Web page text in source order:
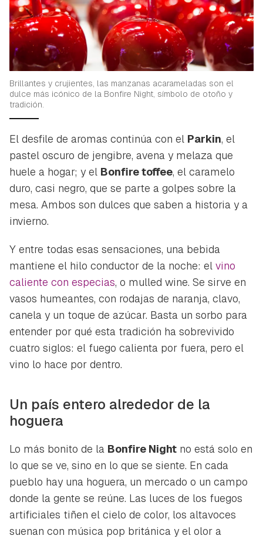
Brillantes y crujientes, las manzanas acarameladas son el
dulce más icónico de la Bonfire Night, símbolo de otoño y
tradición.
El desfile de aromas continúa con el Parkin, el
pastel oscuro de jengibre, avena y melaza que
huele a hogar; y el Bonfire toffee, el caramelo
duro, casi negro, que se parte a golpes sobre la
mesa. Ambos son dulces que saben a historia y a
invierno.
Y entre todas esas sensaciones, una bebida
mantiene el hilo conductor de la noche: el vino
caliente con especias, o mulled wine. Se sirve en
vasos humeantes, con rodajas de naranja, clavo,
canela y un toque de azúcar. Basta un sorbo para
entender por qué esta tradición ha sobrevivido
cuatro siglos: el fuego calienta por fuera, pero el
vino lo hace por dentro.
Un país entero alrededor de la
hoguera
Lo más bonito de la Bonfire Night no está solo en
lo que se ve, sino en lo que se siente. En cada
pueblo hay una hoguera, un mercado o un campo
donde la gente se reúne. Las luces de los fuegos
artificiales tiñen el cielo de color, los altavoces
suenan con música pop británica y el olor a